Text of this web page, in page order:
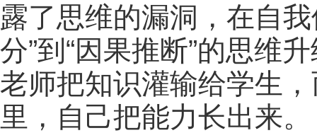
露了思维的漏洞，在自
分”到“因果推断”的思维
老师把知识灌输给学生
里，自己把能力长出来。